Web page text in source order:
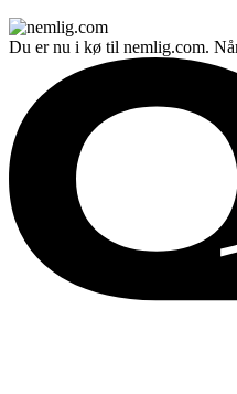
Du er nu i kø til nemlig.com.